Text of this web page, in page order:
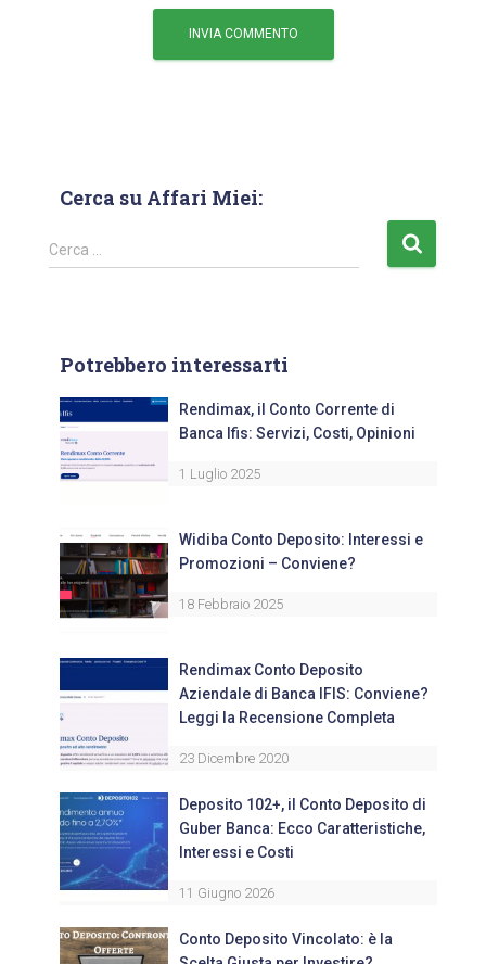
Cerca su Affari Miei:
Cerca …
Potrebbero interessarti
Rendimax, il Conto Corrente di
Banca Ifis: Servizi, Costi, Opinioni
1 Luglio 2025
Widiba Conto Deposito: Interessi e
Promozioni – Conviene?
18 Febbraio 2025
Rendimax Conto Deposito
Aziendale di Banca IFIS: Conviene?
Leggi la Recensione Completa
23 Dicembre 2020
Deposito 102+, il Conto Deposito di
Guber Banca: Ecco Caratteristiche,
Interessi e Costi
11 Giugno 2026
Conto Deposito Vincolato: è la